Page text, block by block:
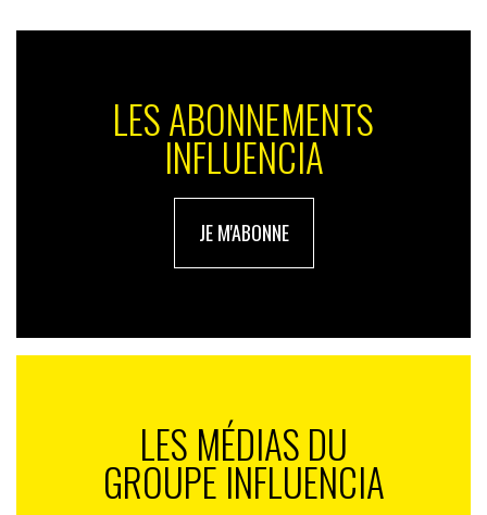
LES ABONNEMENTS
INFLUENCIA
JE M'ABONNE
LES MÉDIAS DU
GROUPE INFLUENCIA